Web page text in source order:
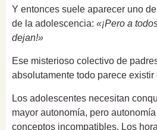
Y entonces suele aparecer uno
de la adolescencia: «¡Pero a
dejan!»
Ese misterioso colectivo de
absolutamente todo parece
Los adolescentes necesitan
mayor autonomía, pero
conceptos incompatibles. Los